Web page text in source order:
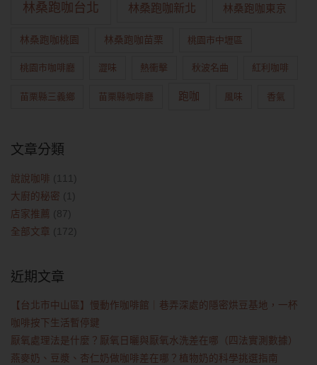
林桑跑咖台北 林桑跑咖新北 林桑跑咖東京
林桑跑咖桃園 林桑跑咖苗栗 桃園市中壢區
桃園市咖啡廳 澀味 熱衝擊 秋波名曲 紅利咖啡
苗栗縣三義鄉 苗栗縣咖啡廳 跑咖 風味 香氣
文章分類
說說咖啡 (111)
大廚的秘密 (1)
店家推薦 (87)
全部文章 (172)
近期文章
【台北市中山區】慢動作咖啡館｜巷弄深處的隱密烘豆基地，一杯
咖啡按下生活暫停鍵
厭氧處理法是什麼？厭氧日曬與厭氧水洗差在哪（四法實測數據）
燕麥奶、豆漿、杏仁奶做咖啡差在哪？植物奶的科學挑選指南